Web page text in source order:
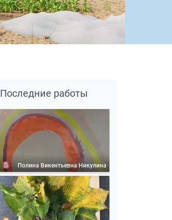
Последние работы
Полина Викентьевна Никулина